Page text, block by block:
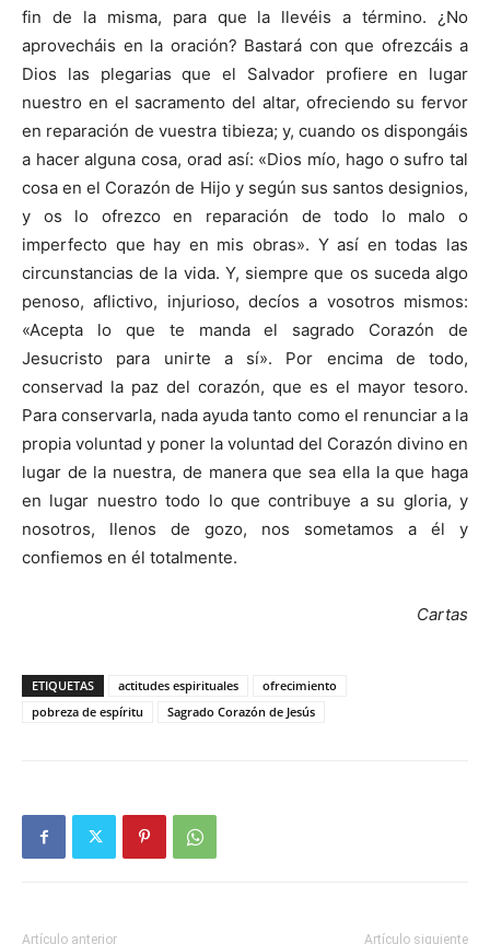
fin de la misma, para que la llevéis a término. ¿No
aprovecháis en la oración? Bastará con que ofrezcáis a
Dios las plegarias que el Salvador profiere en lugar
nuestro en el sacramento del altar, ofreciendo su fervor
en reparación de vuestra tibieza; y, cuando os dispongáis
a hacer alguna cosa, orad así: «Dios mío, hago o sufro tal
cosa en el Corazón de Hijo y según sus santos designios,
y os lo ofrezco en reparación de todo lo malo o
imperfecto que hay en mis obras». Y así en todas las
circunstancias de la vida. Y, siempre que os suceda algo
penoso, aflictivo, injurioso, decíos a vosotros mismos:
«Acepta lo que te manda el sagrado Corazón de
Jesucristo para unirte a sí». Por encima de todo,
conservad la paz del corazón, que es el mayor tesoro.
Para conservarla, nada ayuda tanto como el renunciar a la
propia voluntad y poner la voluntad del Corazón divino en
lugar de la nuestra, de manera que sea ella la que haga
en lugar nuestro todo lo que contribuye a su gloria, y
nosotros, llenos de gozo, nos sometamos a él y
confiemos en él totalmente.
Cartas
ETIQUETAS actitudes espirituales
ofrecimiento
pobreza de espíritu
Sagrado Corazón de Jesús
Artículo anterior Artículo siguiente